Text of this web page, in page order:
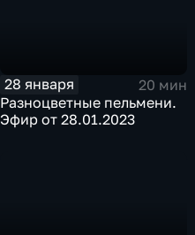
28 января
20 мин
Разноцветные пельмени.
Эфир от 28.01.2023